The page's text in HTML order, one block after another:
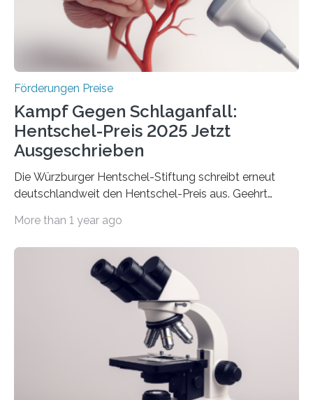
Berlin überbrachte das Bundesministerium für
Wirtschaft und Energie eine gute Nachricht:
Überplanmäßige Verpflichtungsermächtigungen in
Förderungen Preise
Kampf Gegen Schlaganfall:
Hentschel-Preis 2025 Jetzt
Ausgeschrieben
Die Würzburger Hentschel-Stiftung schreibt erneut
deutschlandweit den Hentschel-Preis aus. Geehrt
hochrangige wissenschaftliche Publikation zum Thema
Schlaganfall“ mit Sitz in Würzburg fördert die
Schlaganfallforschung, um die Behandlung der
Betroffenen zu verbessern. Dazu schreibt sie auch in
diesem Jahr wieder deutschlandweit den Hentschel-
Preis aus. Er richtet sich gezielt an jüngere
Forscherinnen und Forscher unter 40 Jahren. Geehrt
werden soll eine herausragende Doktorarbeit oder eine
hochrangige wissenschaftliche Publikation zum Thema
More than 1 year ago